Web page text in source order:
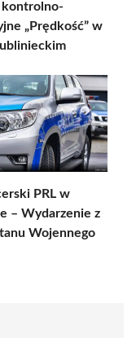
kontrolno-
„Prędkość” w
PRL w
– Wydarzenie z
Wojennego